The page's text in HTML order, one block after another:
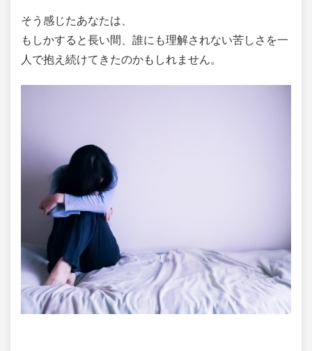
そう感じたあなたは、
もしかすると長い間、誰にも理解されない苦しさを一
人で抱え続けてきたのかもしれません。